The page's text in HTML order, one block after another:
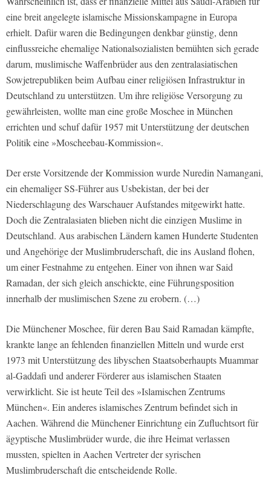
eine breit angelegte islamische Missionskampagne in Europa
erhielt. Dafür waren die Bedingungen denkbar günstig, denn
einflussreiche ehemalige Nationalsozialisten bemühten sich gerade
darum, muslimische Waffenbrüder aus den zentralasiatischen
Sowjetrepubliken beim Aufbau einer religiösen Infrastruktur in
Deutschland zu unterstützen. Um ihre religiöse Versorgung zu
gewährleisten, wollte man eine große Moschee in München
errichten und schuf dafür 1957 mit Unterstützung der deutschen
Politik eine »Moscheebau-Kommission«.
Der erste Vorsitzende der Kommission wurde Nuredin Namangani,
ein ehemaliger SS-Führer aus Usbekistan, der bei der
Niederschlagung des Warschauer Aufstandes mitgewirkt hatte.
Doch die Zentralasiaten blieben nicht die einzigen Muslime in
Deutschland. Aus arabischen Ländern kamen Hunderte Studenten
und Angehörige der Muslimbruderschaft, die ins Ausland flohen,
um einer Festnahme zu entgehen. Einer von ihnen war Said
Ramadan, der sich gleich anschickte, eine Führungsposition
innerhalb der muslimischen Szene zu erobern. (…)
Die Münchener Moschee, für deren Bau Said Ramadan kämpfte,
krankte lange an fehlenden finanziellen Mitteln und wurde erst
1973 mit Unterstützung des libyschen Staatsoberhaupts Muammar
al-Gaddafi und anderer Förderer aus islamischen Staaten
verwirklicht. Sie ist heute Teil des »Islamischen Zentrums
München«. Ein anderes islamisches Zentrum befindet sich in
Aachen. Während die Münchener Einrichtung ein Zufluchtsort für
ägyptische Muslimbrüder wurde, die ihre Heimat verlassen
mussten, spielten in Aachen Vertreter der syrischen
Muslimbruderschaft die entscheidende Rolle.